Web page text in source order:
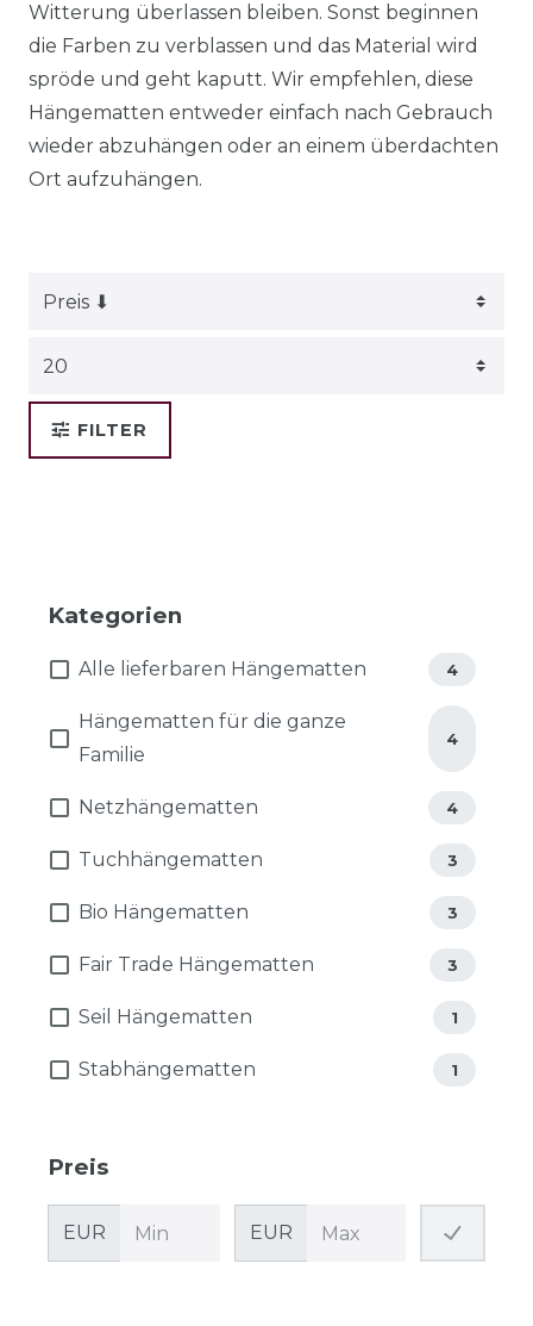
Witterung überlassen bleiben. Sonst beginnen
die Farben zu verblassen und das Material wird
spröde und geht kaputt. Wir empfehlen, diese
Hängematten entweder einfach nach Gebrauch
wieder abzuhängen oder an einem überdachten
Ort aufzuhängen.
FILTER
Kategorien
Alle lieferbaren Hängematten 4
Hängematten für die ganze
Familie
4
Netzhängematten 4
Tuchhängematten 3
Bio Hängematten 3
Fair Trade Hängematten 3
Seil Hängematten 1
Stabhängematten 1
Preis
EUR EUR